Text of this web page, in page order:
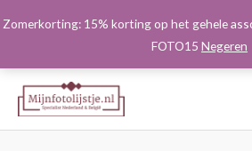
Zomerkorting: 15% korting op het gehele
FOTO15 Negeren
naar